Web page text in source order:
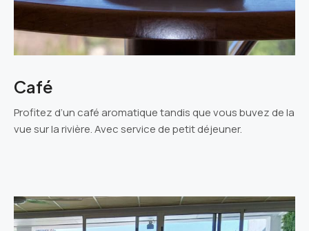
Café
Profitez d’un café aromatique tandis que vous buvez de la
vue sur la rivière. Avec service de petit déjeuner.